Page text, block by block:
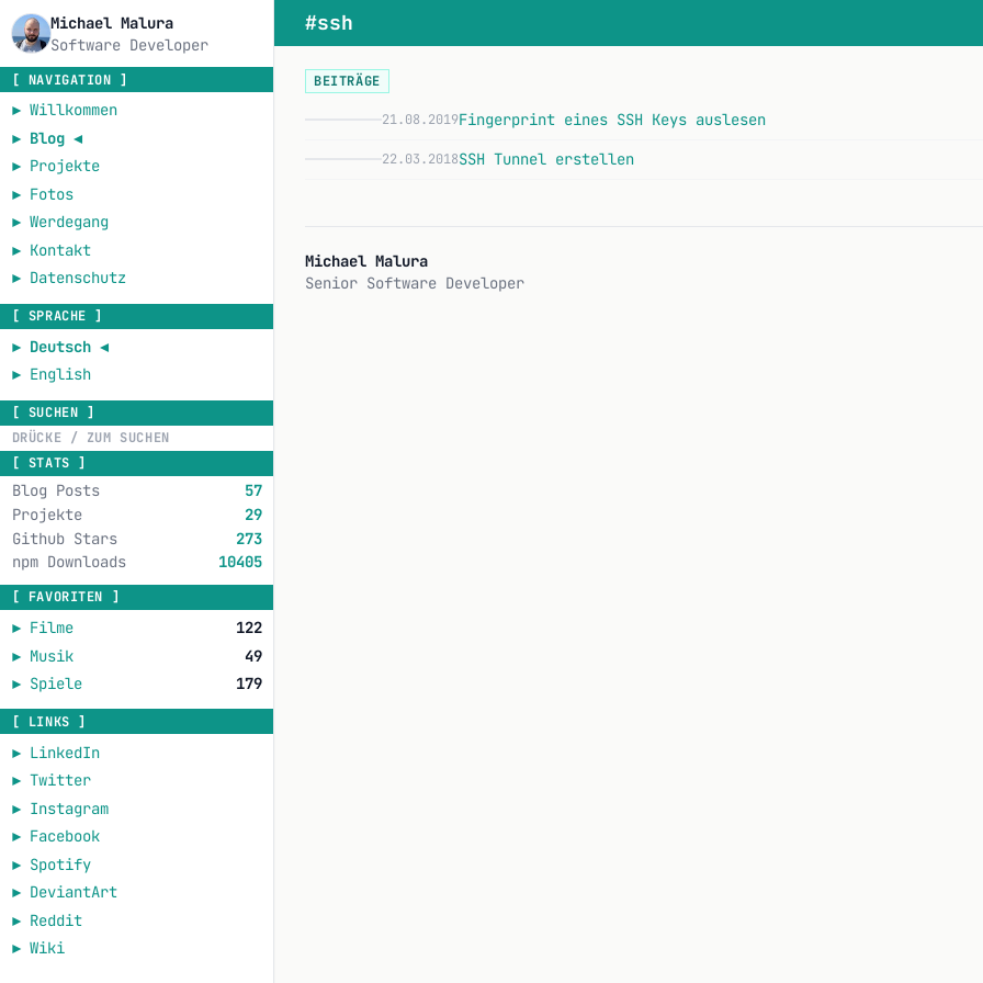
Michael Malura
Software Developer
[ NAVIGATION ]
► Willkommen
► Blog◄
► Projekte
► Fotos
► Werdegang
► Kontakt
► Datenschutz
[ SPRACHE ]
► Deutsch◄
► English
[ SUCHEN ]
[ STATS ]
Blog Posts
57
Projekte
29
Github Stars
273
npm Downloads
10405
[ FAVORITEN ]
► Filme
122
► Musik
49
► Spiele 179
[ LINKS ]
► LinkedIn
► Twitter
► Instagram
► Facebook
► Spotify
► DeviantArt
► Reddit
► Wiki
#ssh
BEITRÄGE
21.08.2019Fingerprint eines SSH Keys auslesen
22.03.2018SSH Tunnel erstellen
Michael Malura
Senior Software Developer